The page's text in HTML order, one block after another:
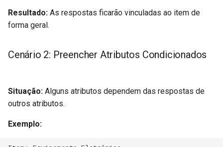
Resultado: As respostas ficarão vinculadas ao item de
forma geral.
Cenário 2: Preencher Atributos Condicionados
Situação: Alguns atributos dependem das respostas de
outros atributos.
Exemplo: